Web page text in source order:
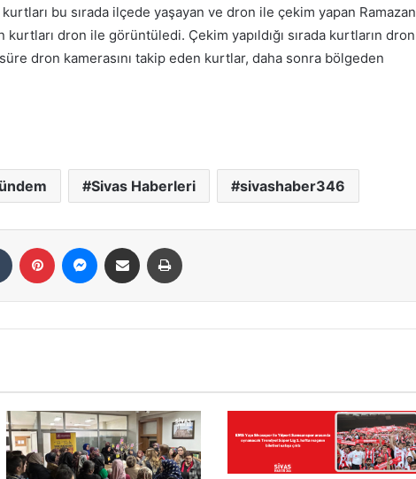
bu sırada ilçede yaşayan ve dron ile çekim yapan Ramazan
dron ile görüntüledi. Çekim yapıldığı sırada kurtların dron
dron kamerasını takip eden kurtlar, daha sonra bölgeden
Sivas Haberleri sivashaber346
Tumblr Pinterest MessengerE-Posta ile paylaş